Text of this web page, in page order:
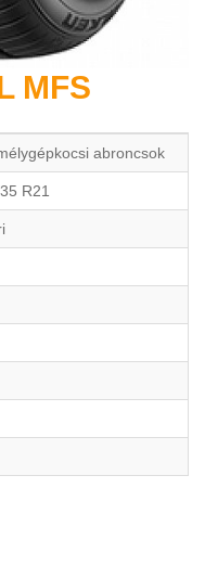
MFS
abroncsok
R21